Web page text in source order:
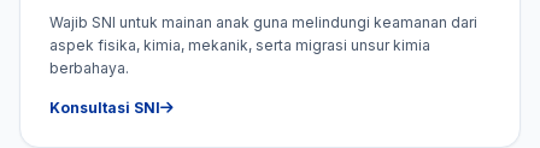
Wajib SNI untuk mainan anak guna melindungi keamanan dari
aspek fisika, kimia, mekanik, serta migrasi unsur kimia
berbahaya.
Konsultasi SNI